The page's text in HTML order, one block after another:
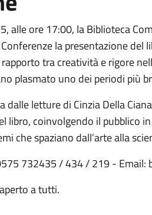
alle ore 17:00, la Biblioteca
la presentazione del
tra creatività e rigore
plasmato uno dei periodi più
dalle letture di Cinzia Della
libro, coinvolgendo il pubblico
che spaziano dall’arte alla
732435 / 434 / 219 - Email:
a tutti.